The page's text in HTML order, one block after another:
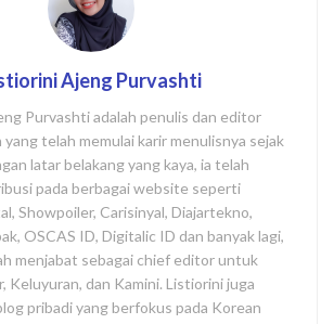
Ajeng Purvashti
Purvashti adalah penulis dan editor
yang telah memulai karir menulisnya sejak
latar belakang yang kaya, ia telah
pada berbagai website seperti
Showpoiler, Carisinyal, Diajartekno,
OSCAS ID, Digitalic ID dan banyak lagi,
menjabat sebagai chief editor untuk
Keluyuran, dan Kamini. Listiorini juga
pribadi yang berfokus pada Korean